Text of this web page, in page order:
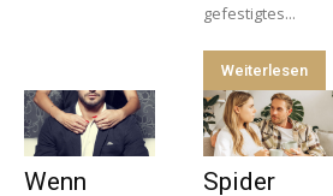
gefestigtes...
Weiterlesen
Wenn Spider